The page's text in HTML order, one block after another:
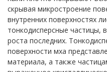
скрывая микростроение
внутренних поверхностях
тонкодисперсные частицы,
роста последних.
поверхности мха
материала, а также